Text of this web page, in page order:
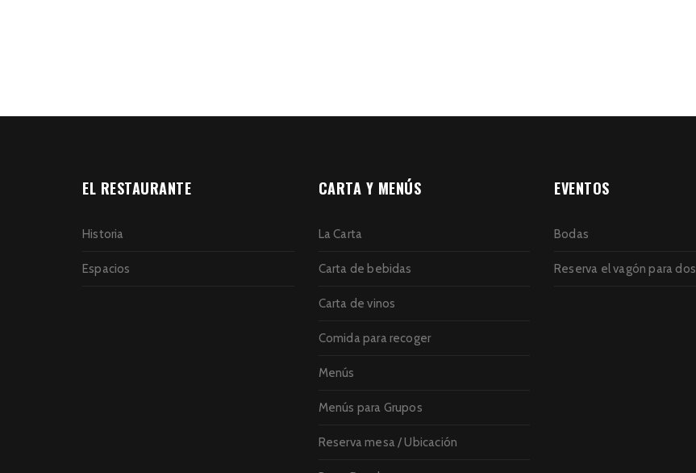
EL RESTAURANTE
Historia
Espacios
CARTA Y MENÚS
La Carta
Carta de bebidas
Carta de vinos
Comida para recoger
Menús
Menús para Grupos
Reserva mesa / Ubicación
EVENTOS
Bodas
Reserva el vagón para dos